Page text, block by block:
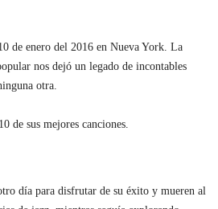
de enero del 2016 en Nueva York. La
nos dejó un legado de incontables
otra.
de sus mejores canciones.
día para disfrutar de su éxito y mueren al